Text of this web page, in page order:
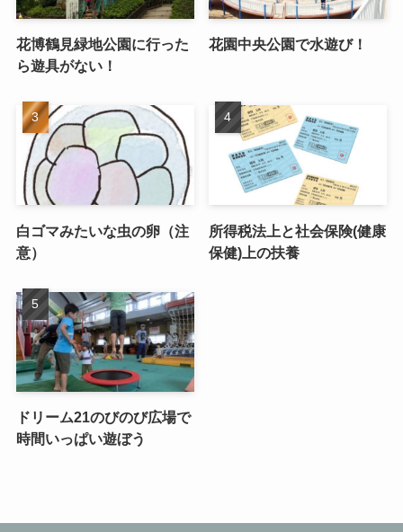
花博鶴見緑地公園に行った
ら遊具がない！
花園中央公園で水遊び！
白ゴマみたいな虫の卵（注
意）
所得税法上と社会保険(健康
保健)上の扶養
ドリーム21のびのび広場で
時間いっぱい遊ぼう